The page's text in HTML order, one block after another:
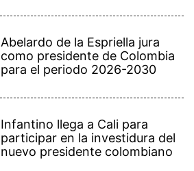
Abelardo de la Espriella jura
como presidente de Colombia
para el periodo 2026-2030
Infantino llega a Cali para
participar en la investidura del
nuevo presidente colombiano